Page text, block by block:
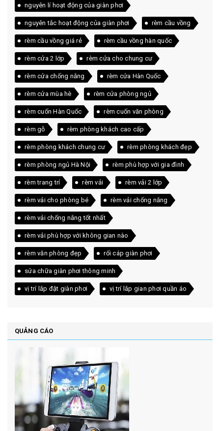
nguyên lí hoạt động của giàn phơi
nguyên tắc hoạt động của giàn phơi rèm cầu vồng
rèm cầu vồng giá rẻ rèm cầu vồng hàn quốc
rèm cửa 2 lớp rèm cửa cho chung cư
rèm cửa chống nắng rèm cửa Hàn Quốc
rèm cửa mùa hè rèm cửa phòng ngủ
rèm cuốn Hàn Quốc rèm cuốn văn phòng
rèm gỗ rèm phòng khách cao cấp
rèm phòng khách chung cư rèm phòng khách đẹp
rèm phòng ngủ Hà Nội rèm phù hợp với gia đình
rèm trang trí rèm vải rèm vải 2 lớp
rèm vải cho phòng bé rèm vải chống nắng
rèm vải chống nắng tốt nhất
rèm vải phù hợp với không gian nào
rèm văn phòng đẹp rối cáp giàn phơi
sửa chữa giàn phơi thông minh
vị trí lắp đặt giàn phơi vị trí lắp gian phơi quần áo
QUẢNG CÁO